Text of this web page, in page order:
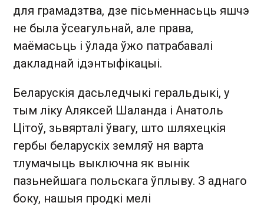
для грамадзтва, дзе пісьменнасьць яшчэ
не была ўсеагульнай, але права,
маёмасьць і ўлада ўжо патрабавалі
дакладнай ідэнтыфікацыі.
Беларускія дасьледчыкі геральдыкі, у
тым ліку Аляксей Шаланда і Анатоль
Цітоў, зьвярталі ўвагу, што шляхецкія
гербы беларускіх земляў ня варта
тлумачыць выключна як вынік
пазьнейшага польскага ўплыву. З аднаго
боку, нашыя продкі мелі